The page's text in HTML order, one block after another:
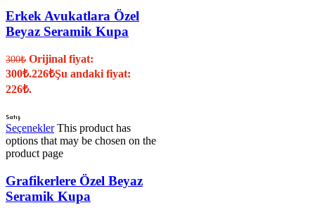
Erkek Avukatlara Özel
Beyaz Seramik Kupa
300₺ Orijinal fiyat:
300₺.226₺Şu andaki fiyat:
226₺.
Satış
Seçenekler This product has
options that may be chosen on the
product page
Grafikerlere Özel Beyaz
Seramik Kupa